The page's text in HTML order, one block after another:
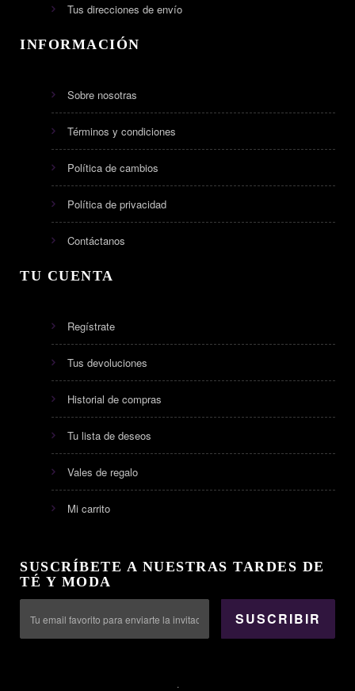
Tus direcciones de envío
INFORMACIÓN
Sobre nosotras
Términos y condiciones
Política de cambios
Política de privacidad
Contáctanos
TU CUENTA
Regístrate
Tus devoluciones
Historial de compras
Tu lista de deseos
Vales de regalo
Mi carrito
SUSCRÍBETE A NUESTRAS TARDES DE
TÉ Y MODA
SUSCRIBIR
.